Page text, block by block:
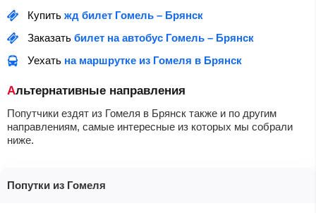
Купить жд билет Гомель – Брянск
Заказать билет на автобус Гомель – Брянск
Уехать на маршрутке из Гомеля в Брянск
Альтернативные направления
Попутчики ездят из Гомеля в Брянск также и по другим
направлениям, самые интересные из которых мы собрали
ниже.
Попутки из Гомеля